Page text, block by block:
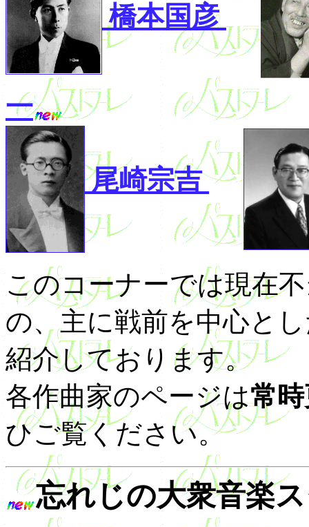
橋本国彦
一
尾崎宗吉
このコーナーでは現在
の、主に戦前を中心と
紹介しております。
各作曲家のページは常
ひご覧ください。
忘れじの大衆音楽